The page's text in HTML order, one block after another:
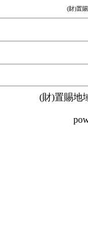
(財)置
(財)置賜地